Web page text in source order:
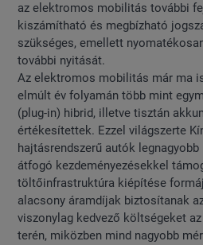
az elektromos mobilitás további
kiszámítható és megbízható
szükséges, emellett
további nyitását.
Az elektromos mobilitás már ma
elmúlt év folyamán több mint
(plug-in) hibrid, illetve tisztán
értékesítettek. Ezzel világszerte
hajtásrendszerű autók
átfogó kezdeményezésekkel
töltőinfrastruktúra kiépítése
alacsony áramdíjak biztosítanak
viszonylag kedvező költségeket
terén, miközben mind nagyobb